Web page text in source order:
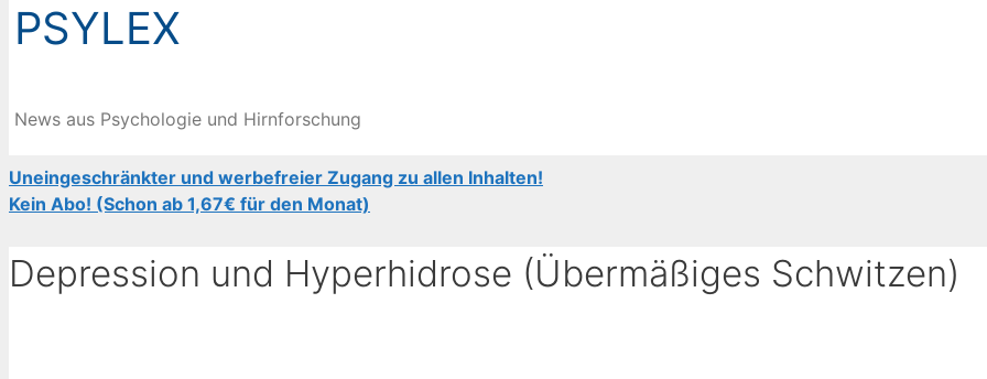
PSYLEX
News aus Psychologie und Hirnforschung
Uneingeschränkter und werbefreier Zugang zu allen Inhalten!
Kein Abo! (Schon ab 1,67€ für den Monat)
Depression und Hyperhidrose (Übermäßiges Schwitzen)